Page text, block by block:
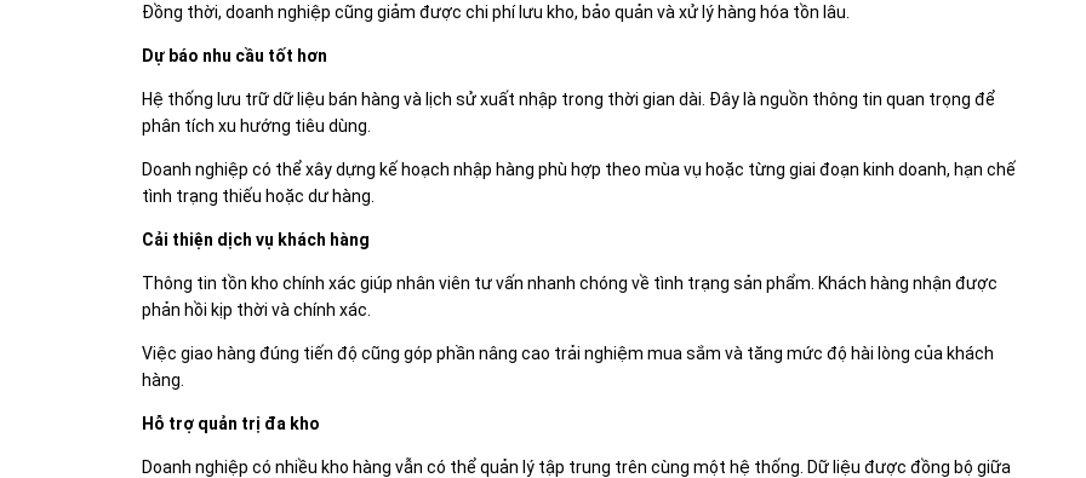
Đồng thời, doanh nghiệp cũng giảm được chi phí lưu kho, bảo quản và xử lý hàng hóa tồn lâu.
Dự báo nhu cầu tốt hơn
Hệ thống lưu trữ dữ liệu bán hàng và lịch sử xuất nhập trong thời gian dài. Đây là nguồn thông tin quan trọng để
phân tích xu hướng tiêu dùng.
Doanh nghiệp có thể xây dựng kế hoạch nhập hàng phù hợp theo mùa vụ hoặc từng giai đoạn kinh doanh, hạn chế
tình trạng thiếu hoặc dư hàng.
Cải thiện dịch vụ khách hàng
Thông tin tồn kho chính xác giúp nhân viên tư vấn nhanh chóng về tình trạng sản phẩm. Khách hàng nhận được
phản hồi kịp thời và chính xác.
Việc giao hàng đúng tiến độ cũng góp phần nâng cao trải nghiệm mua sắm và tăng mức độ hài lòng của khách
hàng.
Hỗ trợ quản trị đa kho
Doanh nghiệp có nhiều kho hàng vẫn có thể quản lý tập trung trên cùng một hệ thống. Dữ liệu được đồng bộ giữa